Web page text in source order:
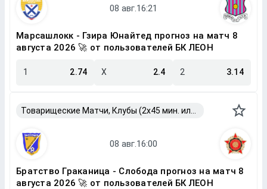
Марсашлокк - Гзира Юнайтед прогноз на матч 8
августа 2026 🚀 от пользователей БК ЛЕОН
1 2.74 X 2.4 2 3.14
Братство Граканица - Слобода прогноз на матч 8
августа 2026 🚀 от пользователей БК ЛЕОН